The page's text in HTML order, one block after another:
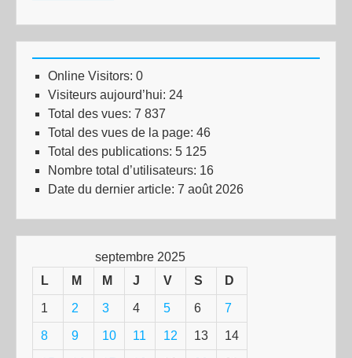
Online Visitors: 0
Visiteurs aujourd’hui: 24
Total des vues: 7 837
Total des vues de la page: 46
Total des publications: 5 125
Nombre total d’utilisateurs: 16
Date du dernier article: 7 août 2026
septembre 2025
L
M M J V S D
1 2 3 4 5 6 7
8 9 10 11 12 13 14